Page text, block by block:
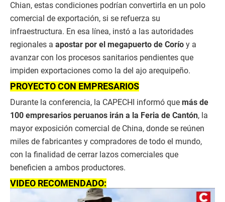
Chian, estas condiciones podrían convertirla en un polo
comercial de exportación, si se refuerza su
infraestructura. En esa línea, instó a las autoridades
regionales a apostar por el megapuerto de Corío y a
avanzar con los procesos sanitarios pendientes que
impiden exportaciones como la del ajo arequipeño.
PROYECTO CON EMPRESARIOS
Durante la conferencia, la CAPECHI informó que más de
100 empresarios peruanos irán a la Feria de Cantón, la
mayor exposición comercial de China, donde se reúnen
miles de fabricantes y compradores de todo el mundo,
con la finalidad de cerrar lazos comerciales que
beneficien a ambos productores.
VIDEO RECOMENDADO: